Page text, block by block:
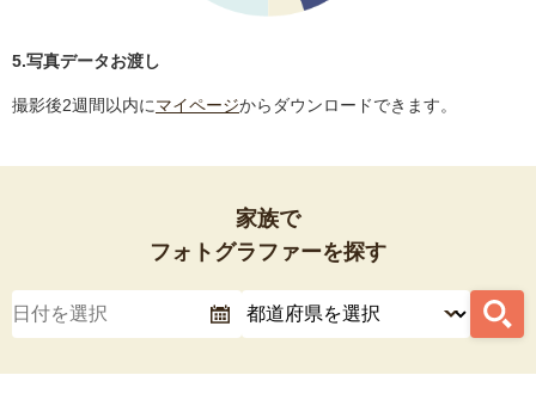
5.写真データお渡し
撮影後2週間以内にマイページからダウンロードできます。
家族で
フォトグラファーを探す